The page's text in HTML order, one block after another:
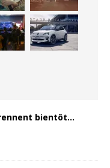
bientôt…